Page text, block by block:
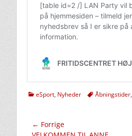
kategorier
eSport, Nyheder TagsÅbningstider,
Indlægsnavigation
← Forrige